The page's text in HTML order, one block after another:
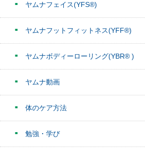
ヤムナフェイス(YFS®)
ヤムナフットフィットネス(YFF®)
ヤムナボディーローリング(YBR® )
ヤムナ動画
体のケア方法
勉強・学び